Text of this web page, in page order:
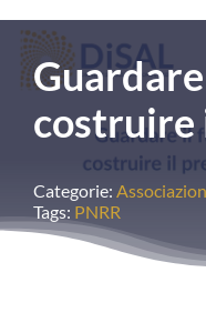
Chi siamo
Formazione
Concorsi
costruire
Categorie:
Tags: PNRR